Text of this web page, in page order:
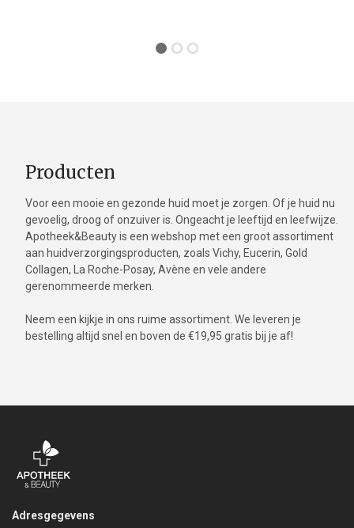
Producten
Voor een mooie en gezonde huid moet je zorgen. Of je huid nu
gevoelig, droog of onzuiver is. Ongeacht je leeftijd en leefwijze.
Apotheek&Beauty is een webshop met een groot assortiment
aan huidverzorgingsproducten, zoals Vichy, Eucerin, Gold
Collagen, La Roche-Posay, Avène en vele andere
gerenommeerde merken.
Neem een kijkje in ons ruime assortiment. We leveren je
bestelling altijd snel en boven de €19,95 gratis bij je af!
Adresgegevens